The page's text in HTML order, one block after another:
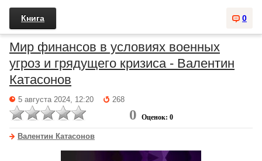
0
Книга
Мир финансов в условиях военных
угроз и грядущего кризиса - Валентин
Катасонов
5 августа 2024, 12:20 268
0 Оценок: 0
Валентин Катасонов